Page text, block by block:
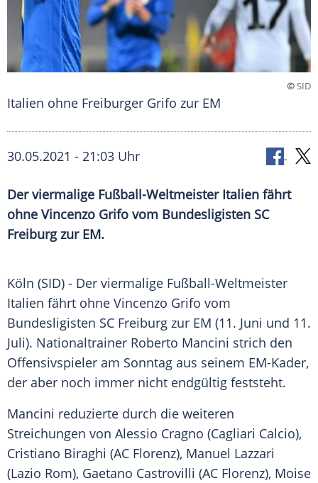
©SID
Italien ohne Freiburger Grifo zur EM
30.05.2021 - 21:03 Uhr
Der viermalige Fußball-Weltmeister Italien fährt
ohne Vincenzo Grifo vom Bundesligisten SC
Freiburgzur EM.
Köln (SID) - Der viermalige Fußball-Weltmeister
Italien fährt ohne Vincenzo Grifo vom
Bundesligisten SC Freiburg zur EM (11. Juni und 11.
Juli). Nationaltrainer Roberto Mancini strich den
Offensivspieler am Sonntag aus seinem EM-Kader,
der aber noch immer nicht endgültig feststeht.
Mancini reduzierte durch die weiteren
Streichungen von Alessio Cragno (Cagliari Calcio),
Cristiano Biraghi (AC Florenz), Manuel Lazzari
(Lazio Rom), Gaetano Castrovilli (AC Florenz), Moise